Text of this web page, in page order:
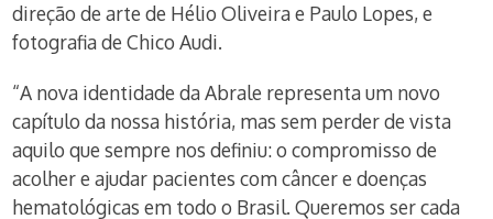
direção de arte de Hélio Oliveira e Paulo Lopes, e
fotografia de Chico Audi.
“A nova identidade da Abrale representa um novo
capítulo da nossa história, mas sem perder de vista
aquilo que sempre nos definiu: o compromisso de
acolher e ajudar pacientes com câncer e doenças
hematológicas em todo o Brasil. Queremos ser cada